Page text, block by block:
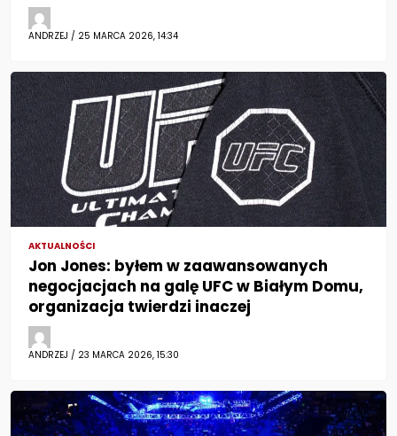
ANDRZEJ / 25 MARCA 2026, 14:34
AKTUALNOŚCI
Jon Jones: byłem w zaawansowanych
negocjacjach na galę UFC w Białym Domu,
organizacja twierdzi inaczej
ANDRZEJ / 23 MARCA 2026, 15:30